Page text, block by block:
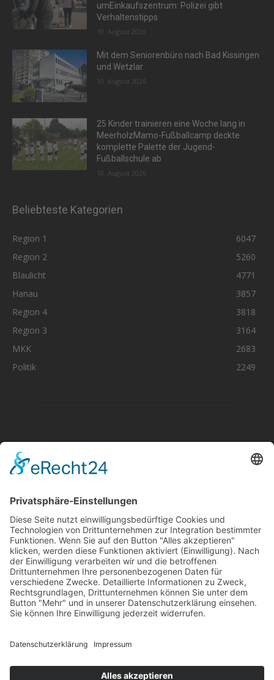
umEinkaufszentrum: Polizei gibt
Verhaltenstipps
10. August 2026
Mit dem Seniorenbüro nach Bad Kissingen
und Wetzlar
10. August 2026
25 Kinder trainieren eine Woche lang in
MeerholzMamo-Fußballcamp deckte
komplette Palette der Jugend-
Fußballschule ab
10. August 2026
Beliebteste Kategorien
Region 1
6047
Region 2
5260
Blaulicht
4771
Hanau
3857
Region 4
3818
Region 3
3164
MKK
2683
Politik
2249
Aktuelle Nachrichten aus dem MKK-Kreis.
Kontaktiere uns:team@mkk-echo.de
JetztBericht einreichen
Folge uns auf SocialMedia